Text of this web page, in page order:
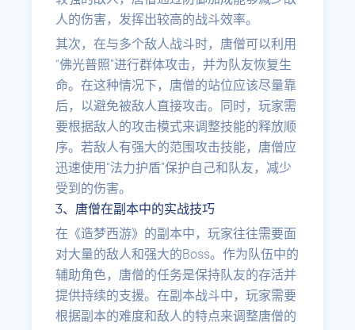
人的伤害，发挥出较高的战斗效率。
其次，在与多个敌人战斗时，唐僧可以利用
“佛光普照”进行群体攻击，并为队友恢复生
命。在这种情况下，唐僧的站位应该尽量靠
后，以避免被敌人直接攻击。同时，玩家需
要根据敌人的攻击模式来调整技能的释放顺
序。若敌人有强大的范围攻击技能，唐僧应
迅速使用“法力护盾”保护自己和队友，减少
受到的伤害。
3、唐僧在副本中的实战技巧
在《造梦西游》的副本中，玩家往往需要面
对大量的敌人和强大的Boss。作为队伍中的
辅助角色，唐僧的任务是保持队友的存活并
提供持续的支援。在副本战斗中，玩家需要
根据副本的难度和敌人的特点来调整唐僧的